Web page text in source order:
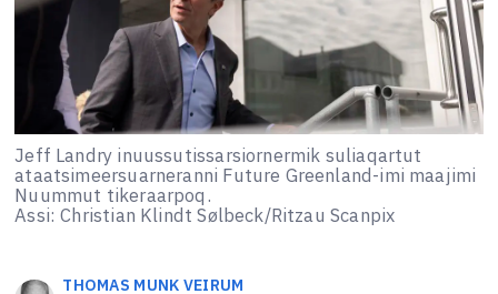
Jeff Landry inuussutissarsiornermik suliaqartut
ataatsimeersuarneranni Future Greenland-imi maajimi
Nuummut tikeraarpoq.
Assi: Christian Klindt Sølbeck/Ritzau Scanpix
THOMAS MUNK VEIRUM